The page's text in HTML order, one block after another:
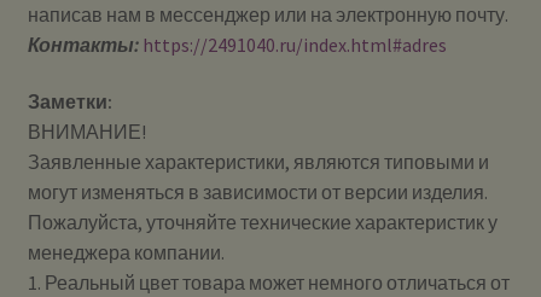
написав нам в мессенджер или на электронную почту.
Контакты: https://2491040.ru/index.html#adres
Заметки:
ВНИМАНИЕ!
Заявленные характеристики, являются типовыми и
могут изменяться в зависимости от версии изделия.
Пожалуйста, уточняйте технические характеристик у
менеджера компании.
1. Реальный цвет товара может немного отличаться от